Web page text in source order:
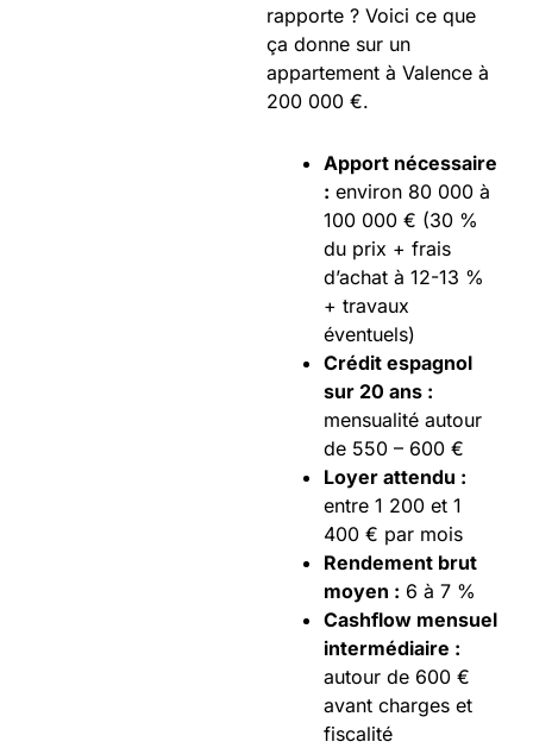
rapporte ? Voici ce que
ça donne sur un
appartement à Valence à
200 000 €.
Apport nécessaire
: environ 80 000 à
100 000 € (30 %
du prix + frais
d’achat à 12-13 %
+ travaux
éventuels)
Crédit espagnol
sur 20 ans :
mensualité autour
de 550 – 600 €
Loyer attendu :
entre 1 200 et 1
400 € par mois
Rendement brut
moyen : 6 à 7 %
Cashflow mensuel
intermédiaire :
autour de 600 €
avant charges et
fiscalité